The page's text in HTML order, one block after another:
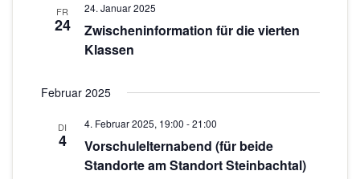
FR
24
24. Januar 2025
Zwischeninformation für die vierten
Klassen
Februar 2025
DI
4
4. Februar 2025, 19:00 -21:00
Vorschulelternabend (für beide
Standorte am Standort Steinbachtal)